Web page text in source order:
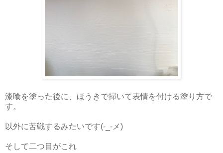
漆喰を塗った後に、ほうきで掃いて表情を付ける塗り方で
す。
以外に苦戦するみたいです(-_-メ)
そして二つ目がこれ